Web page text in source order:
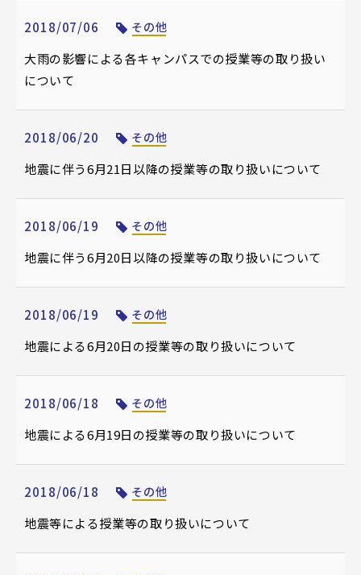
2018/07/06 その他
大雨の影響による各キャンパスでの授業等の取り扱い
について
2018/06/20 その他
地震に伴う6月21日以降の授業等の取り扱いについて
2018/06/19 その他
地震に伴う6月20日以降の授業等の取り扱いについて
2018/06/19 その他
地震による6月20日の授業等の取り扱いについて
2018/06/18 その他
地震による6月19日の授業等の取り扱いについて
2018/06/18 その他
地震等による授業等の取り扱いについて